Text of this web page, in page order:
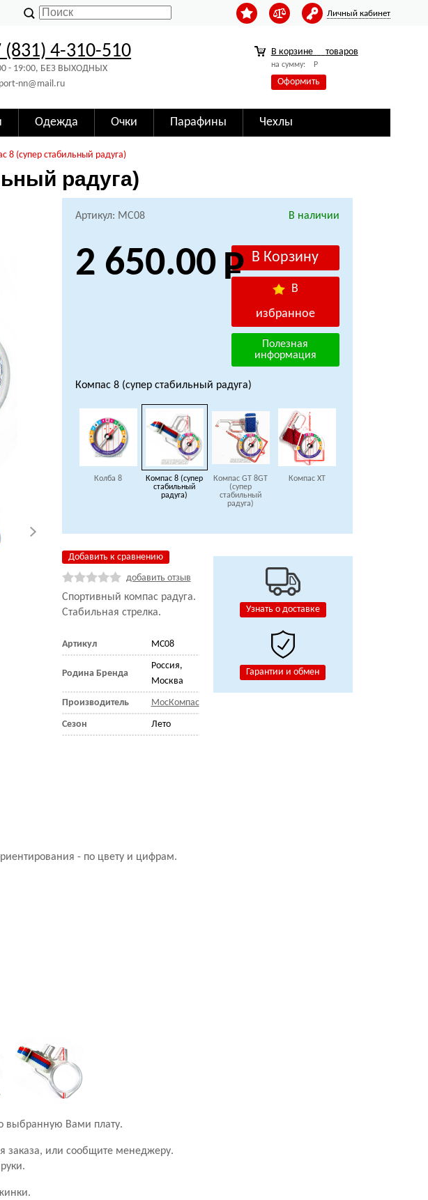
Личный кабинет
(831) 4-310-510
- 19:00, БЕЗ ВЫХОДНЫХ
nn@mail.ru
В корзине товаров
на сумму: Р
Оформить
Одежда Очки Парафины Чехлы
8 (супер стабильный радуга)
радуга)
Артикул: MC08 В наличии
2 650.00
В
избранное
Полезная
информация
Компас 8 (супер стабильный радуга)
Колба 8
Компас 8 (супер
стабильный
радуга)
Компас GT 8GT
(супер
стабильный
радуга)
Компас XT
Добавить к сравнению
добавить отзыв
Спортивный компас радуга.
Стабильная стрелка.
Артикул MC08
Родина Бренда
Россия,
Москва
Производитель МосКомпас
Сезон Лето
Узнать о доставке
Гарантии и обмен
- по цвету и цифрам.
выбранную Вами плату.
заказа, или сообщите менеджеру.